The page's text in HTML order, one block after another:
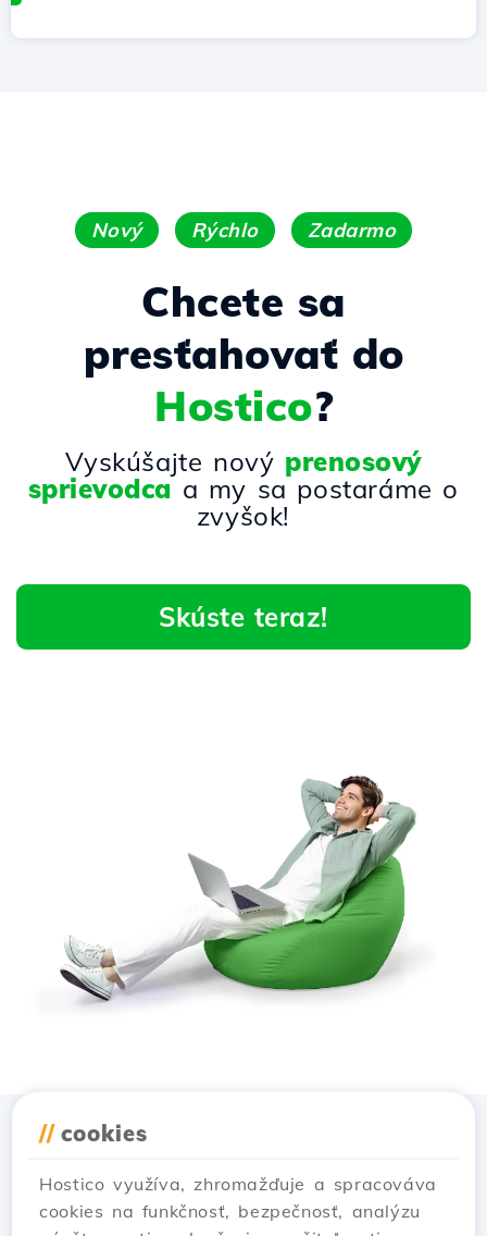
Nový Rýchlo Zadarmo
Chcete sa
presťahovať do
Hostico?
Vyskúšajte nový prenosový
sprievodca a my sa postaráme o
zvyšok!
Skúste teraz!
// cookies
Hostico využíva, zhromažďuje a spracováva
cookies na funkčnosť, bezpečnosť, analýzu
Stiahnuť aplikáciu